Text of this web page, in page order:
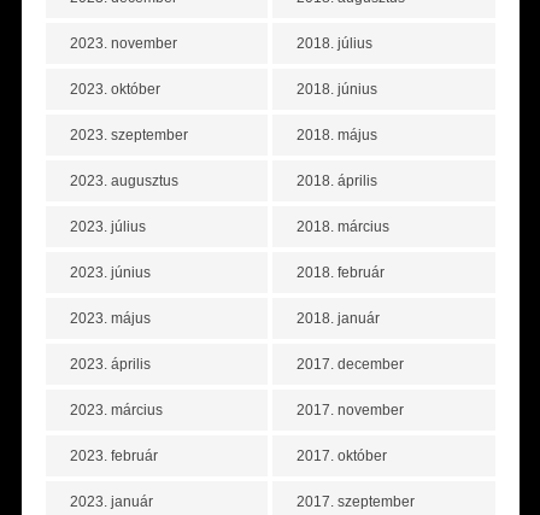
2023. november
2023. október
2023. szeptember
2023. augusztus
2023. július
2023. június
2023. május
2023. április
2023. március
2023. február
2023. január
2018. július
2018. június
2018. május
2018. április
2018. március
2018. február
2018. január
2017. december
2017. november
2017. október
2017. szeptember